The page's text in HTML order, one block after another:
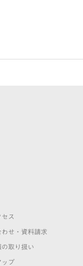
ス
わせ・資料請求
取り扱い
ップ